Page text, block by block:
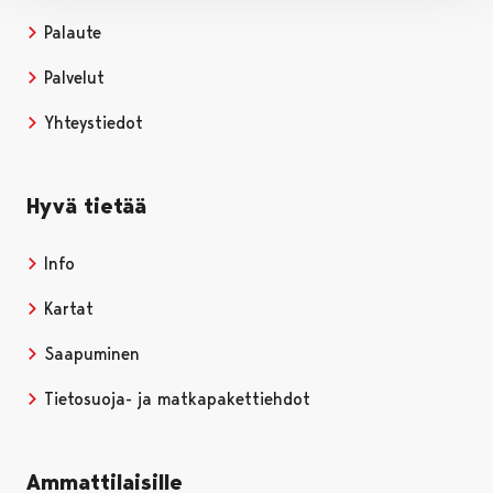
Palaute
Palvelut
Yhteystiedot
Hyvä tietää
Info
Kartat
Saapuminen
Tietosuoja- ja matkapakettiehdot
Ammattilaisille